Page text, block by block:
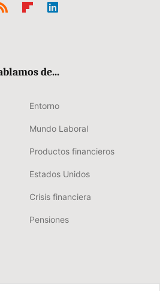
de...
Entorno
Mundo Laboral
Productos financieros
Estados Unidos
Crisis financiera
Pensiones